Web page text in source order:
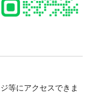
等にアクセスできま